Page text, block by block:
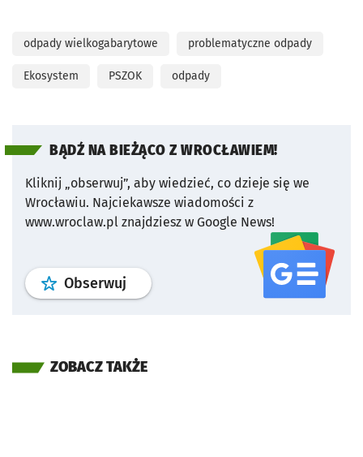
odpady wielkogabarytowe problematyczne odpady
Ekosystem PSZOK odpady
BĄDŹ NA BIEŻĄCO Z WROCŁAWIEM!
Kliknij „obserwuj”, aby wiedzieć, co dzieje się we
Wrocławiu. Najciekawsze wiadomości z
www.wroclaw.pl znajdziesz w Google News!
Obserwuj profil serwisu
ZOBACZ TAKŻE